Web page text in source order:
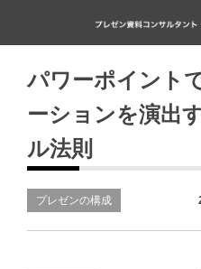
パワーポイント
ーションを演出
ル法則
プレゼンの構成